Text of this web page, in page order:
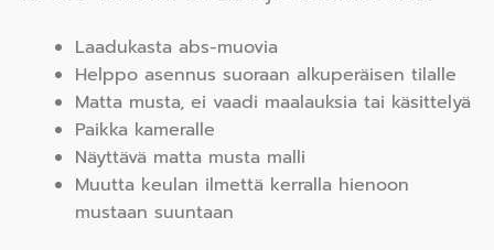
Laadukasta abs-muovia
Helppo asennus suoraan alkuperäisen tilalle
Matta musta, ei vaadi maalauksia tai käsittelyä
Paikka kameralle
Näyttävä matta musta malli
Muutta keulan ilmettä kerralla hienoon
mustaan suuntaan